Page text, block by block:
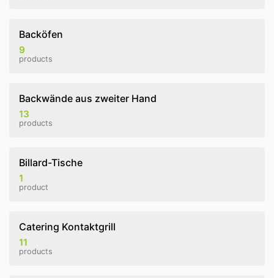
Backöfen
9
products
Backwände aus zweiter Hand
13
products
Billard-Tische
1
product
Catering Kontaktgrill
11
products